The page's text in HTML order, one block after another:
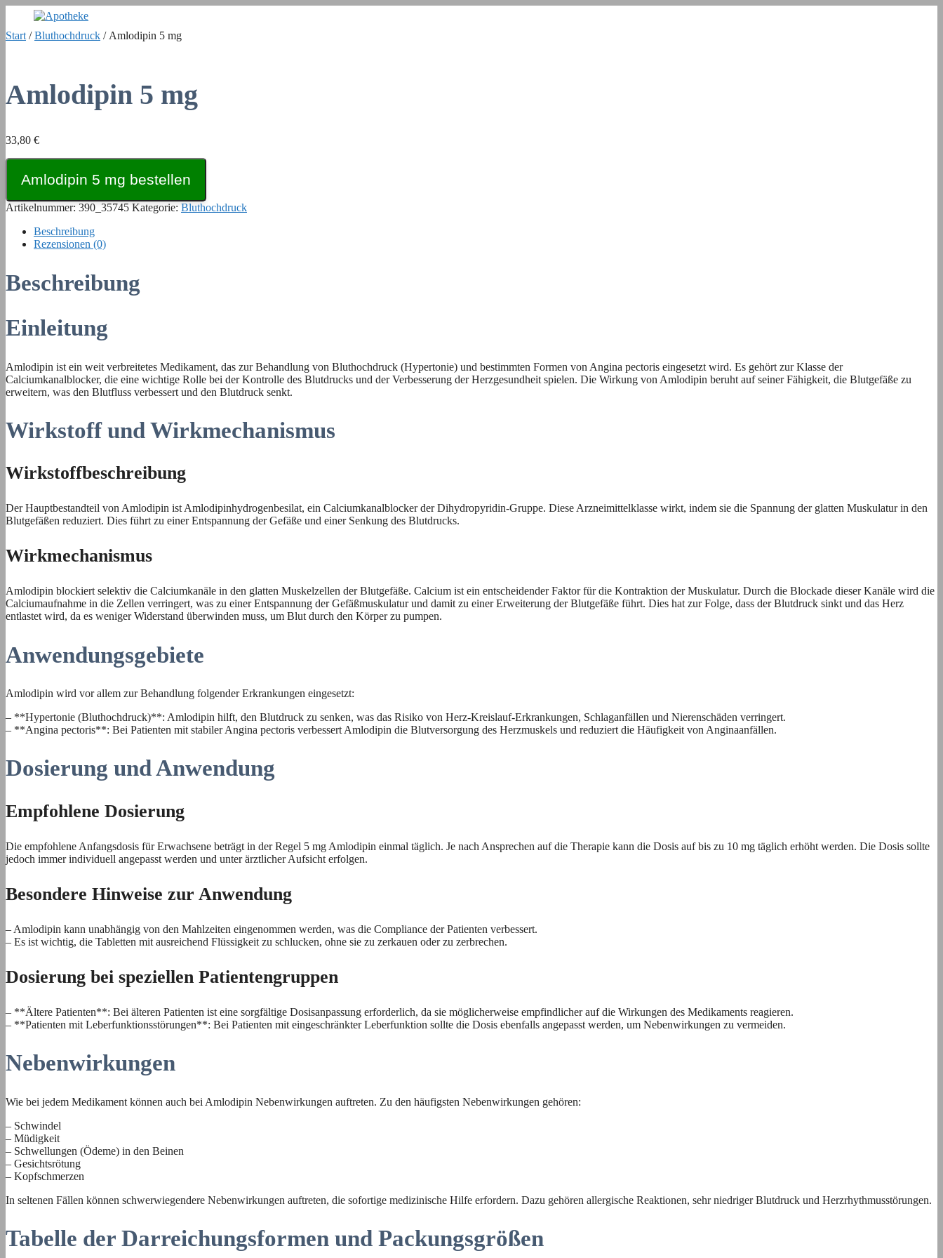
springen
Start /Bluthochdruck / Amlodipin 5 mg
Amlodipin 5 mg
33,80 €
Amlodipin 5 mg bestellen
Artikelnummer: 390_35745 Kategorie: Bluthochdruck
Beschreibung
Rezensionen (0)
Beschreibung
Einleitung
Amlodipin ist ein weit verbreitetes Medikament, das zur Behandlung von Bluthochdruck (Hypertonie) und bestimmten Formen von Angina pectoris eingesetzt wird. Es gehört zur Klasse der
Calciumkanalblocker, die eine wichtige Rolle bei der Kontrolle des Blutdrucks und der Verbesserung der Herzgesundheit spielen. Die Wirkung von Amlodipin beruht auf seiner Fähigkeit, die Blutgefäße zu
erweitern, was den Blutfluss verbessert und den Blutdruck senkt.
Wirkstoff und Wirkmechanismus
Wirkstoffbeschreibung
Der Hauptbestandteil von Amlodipin ist Amlodipinhydrogenbesilat, ein Calciumkanalblocker der Dihydropyridin-Gruppe. Diese Arzneimittelklasse wirkt, indem sie die Spannung der glatten Muskulatur in den
Blutgefäßen reduziert. Dies führt zu einer Entspannung der Gefäße und einer Senkung des Blutdrucks.
Wirkmechanismus
Amlodipin blockiert selektiv die Calciumkanäle in den glatten Muskelzellen der Blutgefäße. Calcium ist ein entscheidender Faktor für die Kontraktion der Muskulatur. Durch die Blockade dieser Kanäle wird die
Calciumaufnahme in die Zellen verringert, was zu einer Entspannung der Gefäßmuskulatur und damit zu einer Erweiterung der Blutgefäße führt. Dies hat zur Folge, dass der Blutdruck sinkt und das Herz
entlastet wird, da es weniger Widerstand überwinden muss, um Blut durch den Körper zu pumpen.
Anwendungsgebiete
Amlodipin wird vor allem zur Behandlung folgender Erkrankungen eingesetzt:
– **Hypertonie (Bluthochdruck)**: Amlodipin hilft, den Blutdruck zu senken, was das Risiko von Herz-Kreislauf-Erkrankungen, Schlaganfällen und Nierenschäden verringert.
– **Angina pectoris**: Bei Patienten mit stabiler Angina pectoris verbessert Amlodipin die Blutversorgung des Herzmuskels und reduziert die Häufigkeit von Anginaanfällen.
Dosierung und Anwendung
Empfohlene Dosierung
Die empfohlene Anfangsdosis für Erwachsene beträgt in der Regel 5 mg Amlodipin einmal täglich. Je nach Ansprechen auf die Therapie kann die Dosis auf bis zu 10 mg täglich erhöht werden. Die Dosis sollte
jedoch immer individuell angepasst werden und unter ärztlicher Aufsicht erfolgen.
Besondere Hinweise zur Anwendung
– Amlodipin kann unabhängig von den Mahlzeiten eingenommen werden, was die Compliance der Patienten verbessert.
– Es ist wichtig, die Tabletten mit ausreichend Flüssigkeit zu schlucken, ohne sie zu zerkauen oder zu zerbrechen.
Dosierung bei speziellen Patientengruppen
– **Ältere Patienten**: Bei älteren Patienten ist eine sorgfältige Dosisanpassung erforderlich, da sie möglicherweise empfindlicher auf die Wirkungen des Medikaments reagieren.
– **Patienten mit Leberfunktionsstörungen**: Bei Patienten mit eingeschränkter Leberfunktion sollte die Dosis ebenfalls angepasst werden, um Nebenwirkungen zu vermeiden.
Nebenwirkungen
Wie bei jedem Medikament können auch bei Amlodipin Nebenwirkungen auftreten. Zu den häufigsten Nebenwirkungen gehören:
– Schwindel
– Müdigkeit
– Schwellungen (Ödeme) in den Beinen
– Gesichtsrötung
– Kopfschmerzen
In seltenen Fällen können schwerwiegendere Nebenwirkungen auftreten, die sofortige medizinische Hilfe erfordern. Dazu gehören allergische Reaktionen, sehr niedriger Blutdruck und Herzrhythmusstörungen.
Tabelle der Darreichungsformen und Packungsgrößen